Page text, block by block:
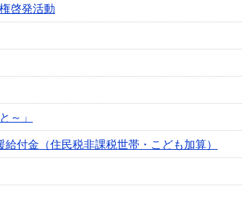
啓発活動
～」
付金（住民税非課税世帯・こども加算）